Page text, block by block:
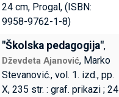
24 cm, Progal, (ISBN:
9958-9762-1-8)
"Školska pedagogija",
Dževdeta Ajanović, Marko
Stevanović., vol. 1. izd., pp.
X, 235 str. : graf. prikazi ; 24